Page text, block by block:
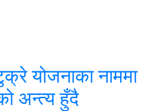
योजनाका नाममा
अन्त्य हुँदै